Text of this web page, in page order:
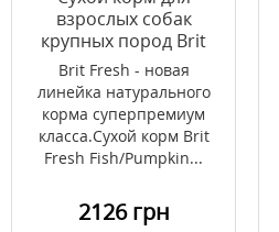
взрослых собак
крупных пород Brit
Fresh Fish/Pumpkin
Adult Large 12 кг
(рыба + тыква)
Brit Fresh - новая
линейка натурального
корма суперпремиум
класса.Сухой корм Brit
Fresh Fish/Pumpkin...
2126 грн